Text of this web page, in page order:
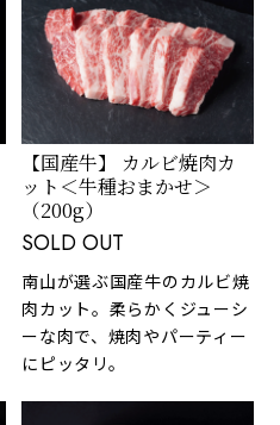
【国産牛】 カルビ焼肉カ
ット＜牛種おまかせ＞
（200g）
SOLD OUT
南山が選ぶ国産牛のカルビ焼
肉カット。柔らかくジューシ
ーな肉で、焼肉やパーティー
にピッタリ。